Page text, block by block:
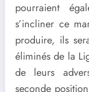
pourraient
s’incliner ce
produire, ils
éliminés de la
de leurs
seconde